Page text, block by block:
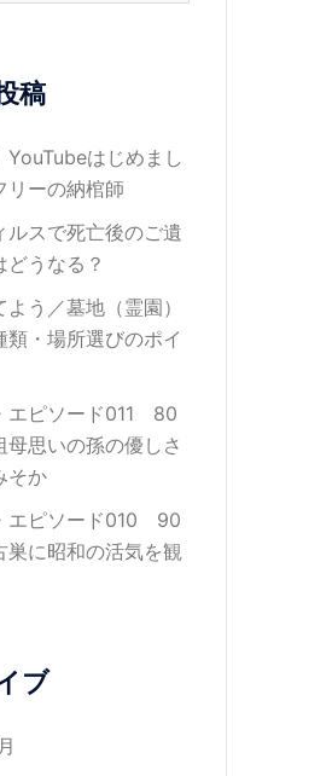
稿
YouTubeはじめまし
ーの納棺師
ルスで死亡後のご遺
どうなる？
う／墓地（霊園）
類・場所選びのポイ
エピソード011 80
母思いの孫の優しさ
そか
エピソード010 90
巣に昭和の活気を観
ブ